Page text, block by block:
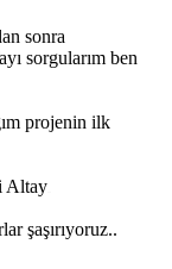
sonra
sorgularım ben
projenin ilk
Altay
şaşırıyoruz..